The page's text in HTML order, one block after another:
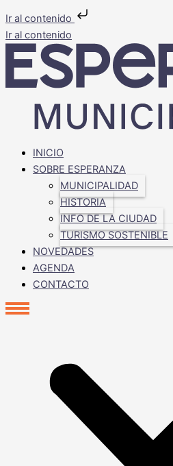
Ir al contenido
Ir al contenido
INICIO
SOBRE ESPERANZA
MUNICIPALIDAD
HISTORIA
INFO DE LA CIUDAD
TURISMO SOSTENIBLE
NOVEDADES
AGENDA
CONTACTO